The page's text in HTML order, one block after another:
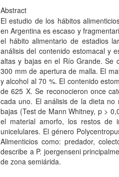
Abstract
El estudio de los hábitos
en Argentina es escaso y
el hábito alimentario de estadios
análisis del contenido estomacal y
altas y bajas en el Río Grande. Se
300 mm de apertura de malla. El
y alcohol al 70 %. El contenido
de 625 X. Se reconocieron once
cada uno. El análisis de la dieta no
bajas (Test de Mann Whitney, p >
el material amorfo, los restos de
unicelulares. El género
Alimenticios como: predador,
describe a P. joergenseni
de zona semiárida.